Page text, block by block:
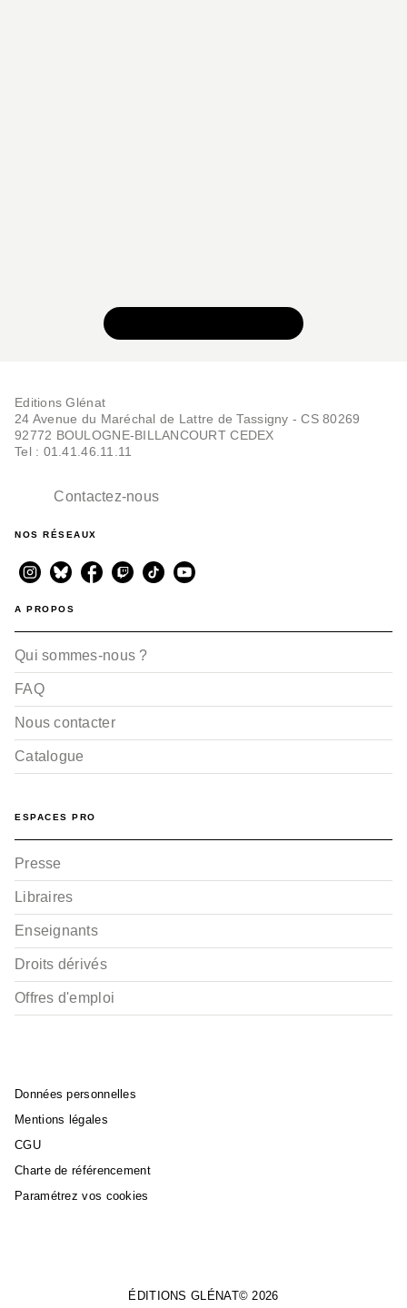
Editions Glénat
24 Avenue du Maréchal de Lattre de Tassigny - CS 80269
92772 BOULOGNE-BILLANCOURT CEDEX
Tel : 01.41.46.11.11
Contactez-nous
NOS RÉSEAUX
A PROPOS
Qui sommes-nous ?
FAQ
Nous contacter
Catalogue
ESPACES PRO
Presse
Libraires
Enseignants
Droits dérivés
Offres d'emploi
Données personnelles
Mentions légales
CGU
Charte de référencement
Paramétrez vos cookies
ÉDITIONS GLÉNAT© 2026